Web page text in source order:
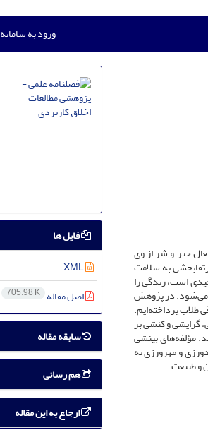
ورود به سامانه
خیر و شر از وی
به سلامت
است، زندگی را
می‌شود. در پژوهش
طلاب پرداخته‌ایم.
گرایشی و کنشی بر
مؤلفه‌های بینشی
و مهرورزی به
و طبیعت.
فایل ها
XML
اصل مقاله 705.98 K
سابقه مقاله
هم رسانی
ارجاع به این مقاله